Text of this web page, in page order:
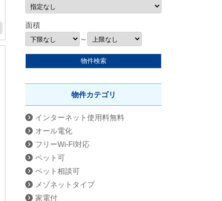
面積
～
物件カテゴリ
インターネット使用料無料
オール電化
フリーWi-FI対応
ペット可
ペット相談可
メゾネットタイプ
家電付